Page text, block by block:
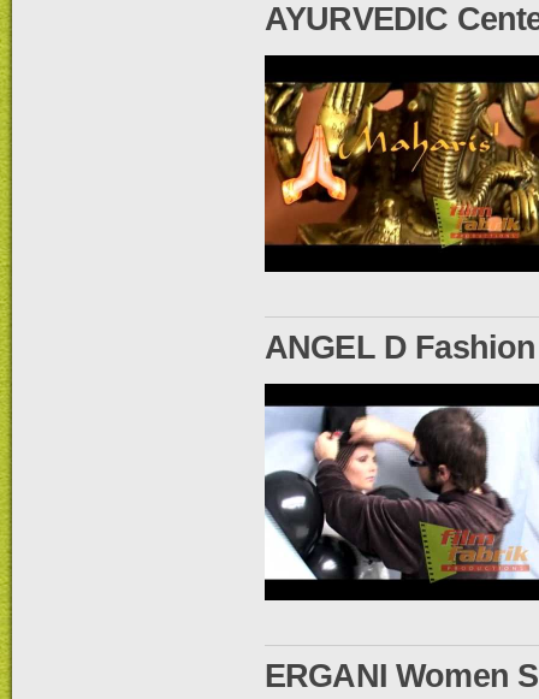
AYURVEDIC
ANGEL D Fashion
ERGANI Women